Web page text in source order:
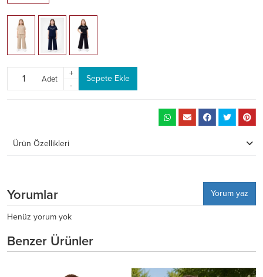
Adet
+
-
Sepete Ekle
Ürün Özellikleri
Yorumlar
Yorum yaz
Henüz yorum yok
Benzer Ürünler